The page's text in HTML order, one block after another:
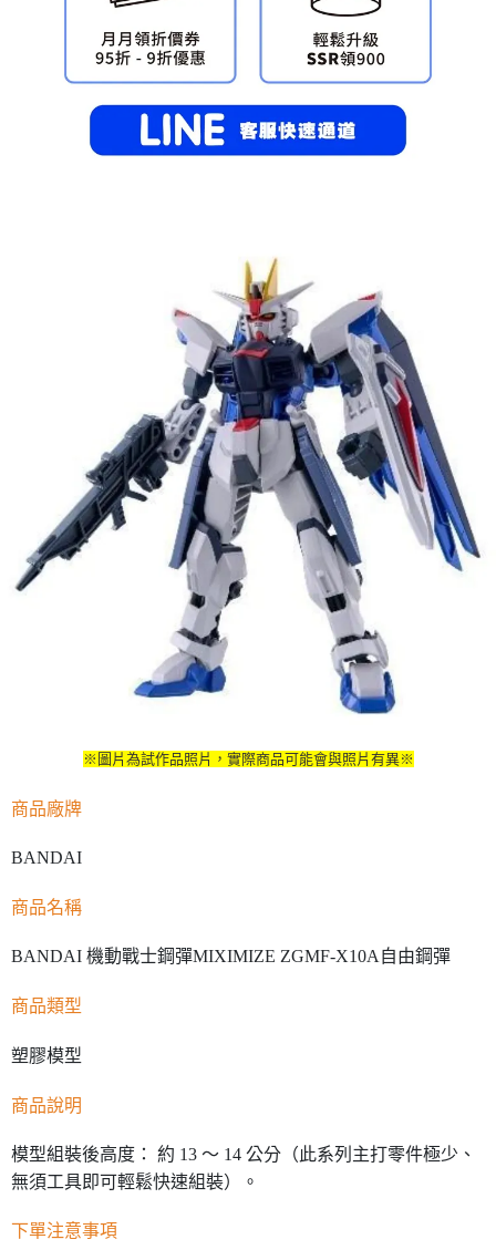
※圖片為試作品照片，實際商品可能會與照片有異※
商品廠牌
BANDAI
商品名稱
BANDAI 機動戰士鋼彈MIXIMIZE ZGMF-X10A自由鋼彈
商品類型
塑膠模型
商品說明
模型組裝後高度： 約 13 ～ 14 公分（此系列主打零件極少、
無須工具即可輕鬆快速組裝）。
下單注意事項